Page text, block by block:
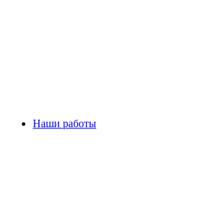
Наши работы